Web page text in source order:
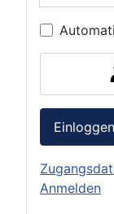
Einloggen
Anmelden